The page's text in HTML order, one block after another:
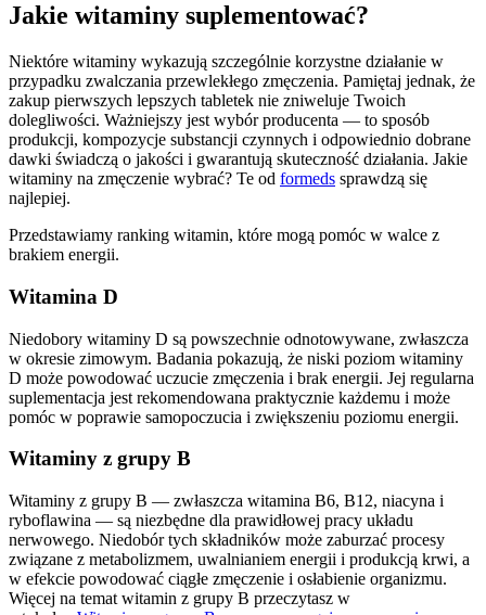
Jakie witaminy suplementować?
Niektóre witaminy wykazują szczególnie korzystne działanie w
przypadku zwalczania przewlekłego zmęczenia. Pamiętaj jednak, że
zakup pierwszych lepszych tabletek nie zniweluje Twoich
dolegliwości. Ważniejszy jest wybór producenta — to sposób
produkcji, kompozycje substancji czynnych i odpowiednio dobrane
dawki świadczą o jakości i gwarantują skuteczność działania. Jakie
witaminy na zmęczenie wybrać? Te od formeds sprawdzą się
najlepiej.
Przedstawiamy ranking witamin, które mogą pomóc w walce z
brakiem energii.
Witamina D
Niedobory witaminy D są powszechnie odnotowywane, zwłaszcza
w okresie zimowym. Badania pokazują, że niski poziom witaminy
D może powodować uczucie zmęczenia i brak energii. Jej regularna
suplementacja jest rekomendowana praktycznie każdemu i może
pomóc w poprawie samopoczucia i zwiększeniu poziomu energii.
Witaminy z grupy B
Witaminy z grupy B — zwłaszcza witamina B6, B12, niacyna i
ryboflawina — są niezbędne dla prawidłowej pracy układu
nerwowego. Niedobór tych składników może zaburzać procesy
związane z metabolizmem, uwalnianiem energii i produkcją krwi, a
w efekcie powodować ciągłe zmęczenie i osłabienie organizmu.
Więcej na temat witamin z grupy B przeczytasz w